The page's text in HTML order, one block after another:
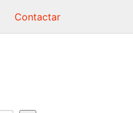
Contactar